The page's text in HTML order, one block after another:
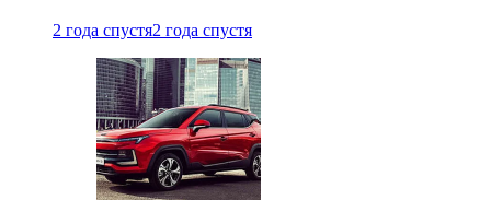
2 года спустя2 года спустя